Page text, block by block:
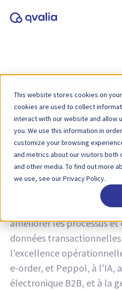
This website stores cookies on
cookies are used to collect
interact with our website and allow
you. We use this information in
customize your browsing
and metrics about our visitors both
and other media. To find out more
we use, see our Privacy Policy.
technologies
tendances
Tag :VAN
Des idées sur les
et les tendances, ainsi
les mises à jour de
améliorer les processus
données
l'excellence
e-order, et Peppol, à l'IA,
électronique B2B, et à la